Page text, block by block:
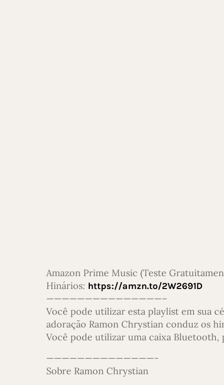
Amazon Prime Music (Teste
Hinários: https://amzn.to/2W2691D
———————————————–
Você pode utilizar esta playlist em sua
adoração Ramon Chrystian conduz os
Você pode utilizar uma caixa
——————————————-
Sobre Ramon Chrystian